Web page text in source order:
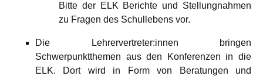
Bitte der ELK Berichte und Stellungnahmen
zu Fragen des Schullebens vor.
Die Lehrervertreter:innen bringen
Schwerpunktthemen aus den Konferenzen in die
ELK. Dort wird in Form von Beratungen und